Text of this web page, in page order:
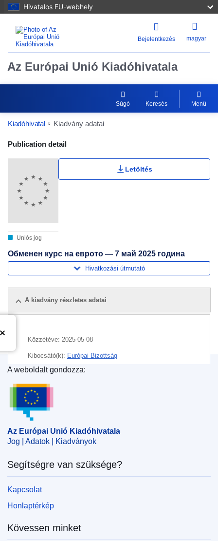
Hivatalos EU-webhely
Bejelentkezés magyar
Az Európai Unió Kiadóhivatala
Súgó Keresés Menü
Kiadóhivatal Kiadvány adatai
Publication Detail Actions Portlet
Publication detail
Uniós jog
Letöltés
Обменен курс на еврото — 7 май 2025 година
Hivatkozási útmutató
A kiadvány részletes adatai
Közzétéve: 2025-05-08
Kibocsátó(k): Európai Bizottság
CELEX : C/2025/02309
ELI :C/2025/2309/oj
IMMC : 9999
pdfa2a
Az Európai Unió Kiadóhivatala
A weboldalt gondozza:
Az Európai Unió Kiadóhivatala
Jog | Adatok | Kiadványok
Segítségre van szüksége?
Kapcsolat
Honlaptérkép
Kövessen minket